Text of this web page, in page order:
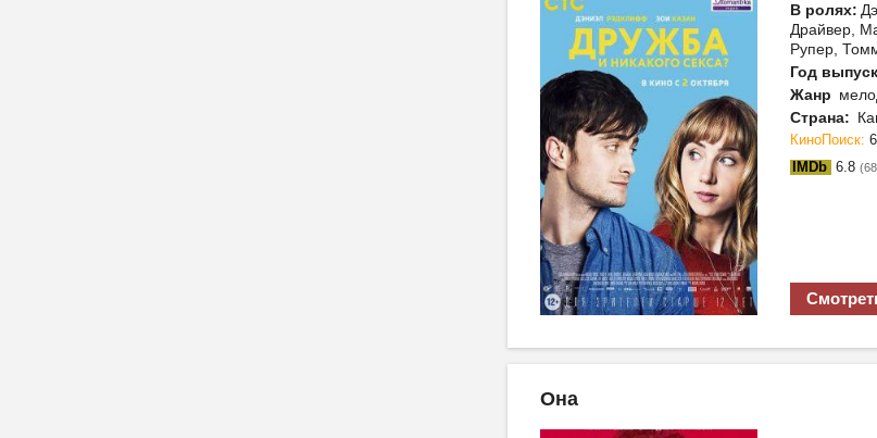
В ролях:
Драйвер,
Рупер,
Год
Жанр
Страна:
КиноПоиск:
IMDb 6.8
Она